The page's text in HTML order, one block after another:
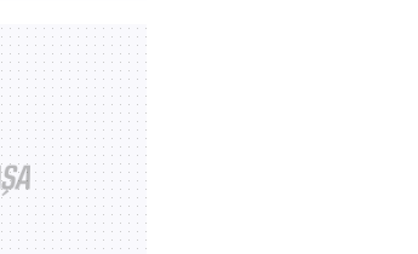
seviyesini artırır
mı? Daha zinde
hissetmek için
kardiyo önerileri